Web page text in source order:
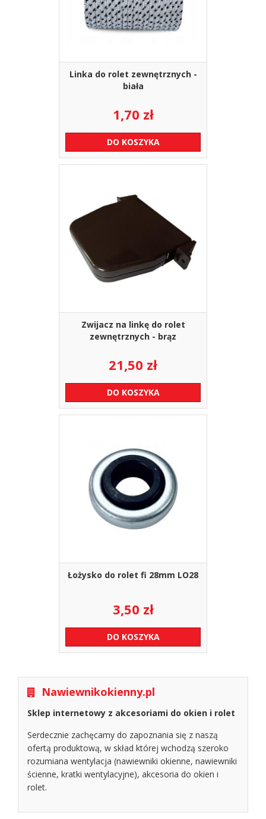
Linka do rolet zewnętrznych -
biała
1,70 zł
DO KOSZYKA
Zwijacz na linkę do rolet
zewnętrznych - brąz
21,50 zł
DO KOSZYKA
Łożysko do rolet fi 28mm LO28
3,50 zł
DO KOSZYKA
Nawiewnikokienny.pl
Sklep internetowy z akcesoriami do okien i rolet
Serdecznie zachęcamy do zapoznania się z naszą
ofertą produktową, w skład której wchodzą szeroko
rozumiana wentylacja (nawiewniki okienne, nawiewniki
ścienne, kratki wentylacyjne), akcesoria do okien i
rolet.